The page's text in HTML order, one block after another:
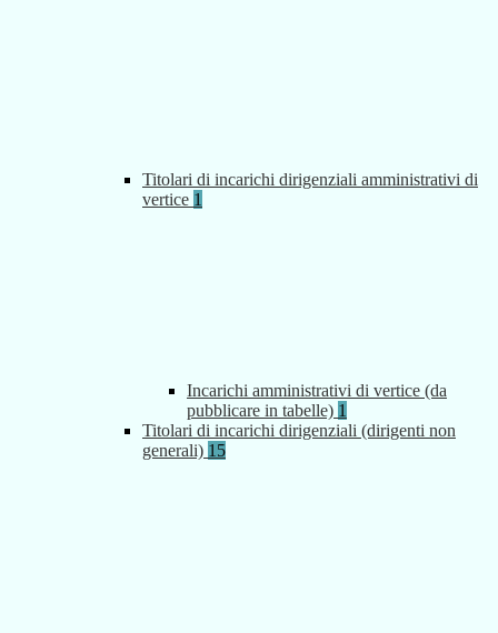
Titolari di incarichi dirigenziali amministrativi di
vertice 1
Incarichi amministrativi di vertice (da
pubblicare in tabelle) 1
Titolari di incarichi dirigenziali (dirigenti non
generali) 15